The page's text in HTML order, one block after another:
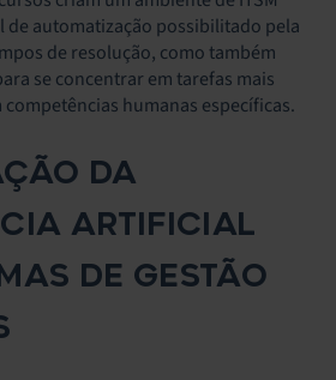
de automatização possibilitado pela
de resolução, como também
se concentrar em tarefas mais
humanas específicas.
DA
ARTIFICIAL
DE GESTÃO